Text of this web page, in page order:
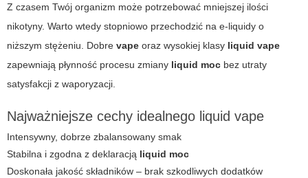
Z czasem Twój organizm może potrzebować mniejszej ilości
nikotyny. Warto wtedy stopniowo przechodzić na e-liquidy o
niższym stężeniu. Dobre vape oraz wysokiej klasy liquid vape
zapewniają płynność procesu zmiany liquid moc bez utraty
satysfakcji z waporyzacji.
Najważniejsze cechy idealnego liquid vape
Intensywny, dobrze zbalansowany smak
Stabilna i zgodna z deklaracją liquid moc
Doskonała jakość składników – brak szkodliwych dodatków